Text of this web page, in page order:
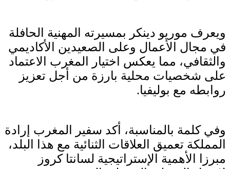
ويعرف موريو دينكر بمسيرته المهنية الحافلة
في مجال الأعمال وعلى الصعيدين الأكاديمي
والثقافي، مما يعكس اختيار المغرب الاعتماد
على شخصيات محلية بارزة من أجل تعزيز
روابطه مع بوليفيا.
وفي كلمة بالمناسبة، أكد سفير المغرب إرادة
المملكة تعميق العلاقات الثنائية مع هذا البلد،
مبرزا الأهمية الإستراتيجية لسانتا كروز